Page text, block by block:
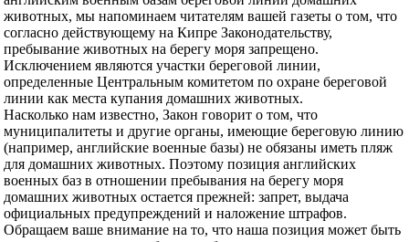
животных, мы напоминаем читателям вашей газеты о том, что
согласно действующему на Кипре Законодательству,
пребывание животных на берегу моря запрещено.
Исключением являются участки береговой линии,
определенные Центральным комитетом по охране береговой
линии как места купания домашних животных.
Насколько нам известно, Закон говорит о том, что
муниципалитеты и другие органы, имеющие береговую линию
(например, английские военные базы) не обязаны иметь пляж
для домашних животных. Поэтому позиция английских
военных баз в отношении пребывания на берегу моря
домашних животных остается прежней: запрет, выдача
официальных предупреждений и наложение штрафов.
Обращаем ваше внимание на то, что наша позиция может быть